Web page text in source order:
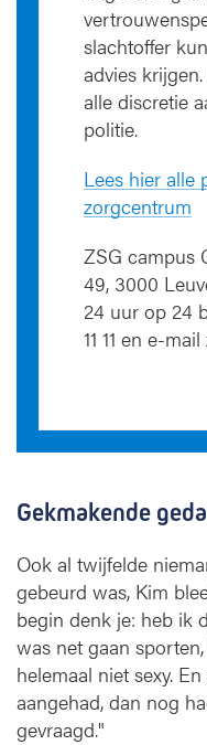
slachtoffer
advies
alle discretie
politie.
Lees hier alle
zorgcentrum
ZSG campus
49, 3000
24 uur op 24
11 11 en e-
Gekmakende
Ook al twijfelde
gebeurd was, Kim
begin denk je: heb ik
was net gaan
helemaal niet sexy.
aangehad, dan nog
gevraagd."